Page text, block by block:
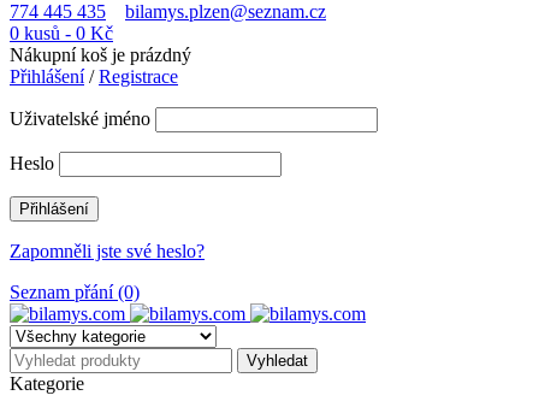
774 445 435
bilamys.plzen@seznam.cz
0 kusů - 0 Kč
Nákupní koš je prázdný
Přihlášení/Registrace
Uživatelské jméno
Heslo
Zapomněli jste své heslo?
Seznam přání (0)
Kategorie